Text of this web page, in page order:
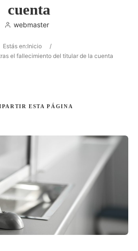
cuenta
webmaster
Estás en:Inicio
/
el fallecimiento del titular de la cuenta
ESTA PÁGINA